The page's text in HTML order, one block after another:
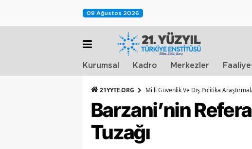
09 Ağustos 2026
Kurumsal Kadro Merkezler
21YYTE.ORG Milli Güvenlik Ve Dış Politika
Barzani’nin
Tuzağı